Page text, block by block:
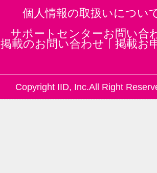
個人情報の取扱いについ
サポートセンターお問い合
掲載のお問い合わせ
掲載お
Copyright IID, Inc.All Right